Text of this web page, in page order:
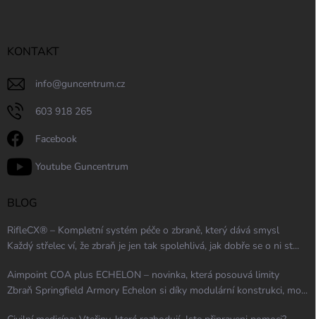
KONTAKT
info@guncentrum.cz
603 918 265
Facebook
Youtube Guncentrum
BLOG
RifleCX® – Kompletní systém péče o zbraně, který dává smysl
Každý střelec ví, že zbraň je jen tak spolehlivá, jak dobře se o ni st...
Aimpoint COA plus ECHELON – novinka, která posouvá limity
Zbraň Springfield Armory Echelon si díky modulární konstrukci, mo...